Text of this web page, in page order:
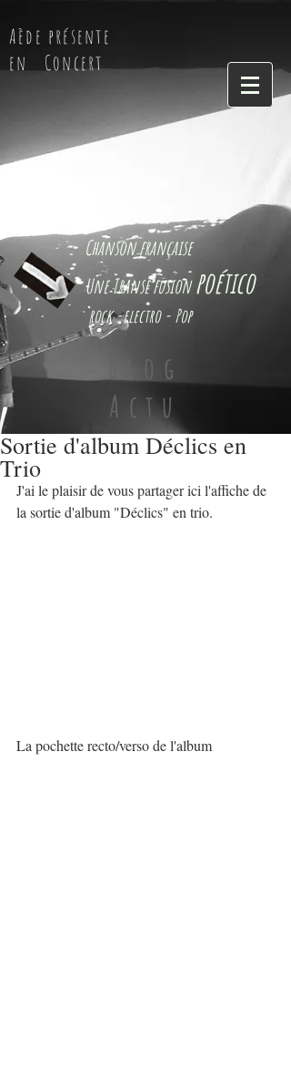
Aède présente
en Concert
Chanson française
Une Transe fusion poético
rock -electro - Pop
Blog
Actu
Sortie d'album Déclics en
Trio
J'ai le plaisir de vous partager ici l'affiche de
la sortie d'album "Déclics" en trio.
La pochette recto/verso de l'album